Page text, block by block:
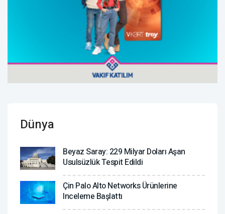
Dünya
Beyaz Saray: 229 Milyar Doları Aşan
Usulsüzlük Tespit Edildi
Çin Palo Alto Networks Ürünlerine
Inceleme Başlattı